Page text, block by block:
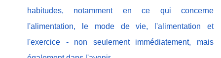
habitudes, notamment en ce qui concerne
l'alimentation, le mode de vie, l'alimentation et
l'exercice - non seulement immédiatement, mais